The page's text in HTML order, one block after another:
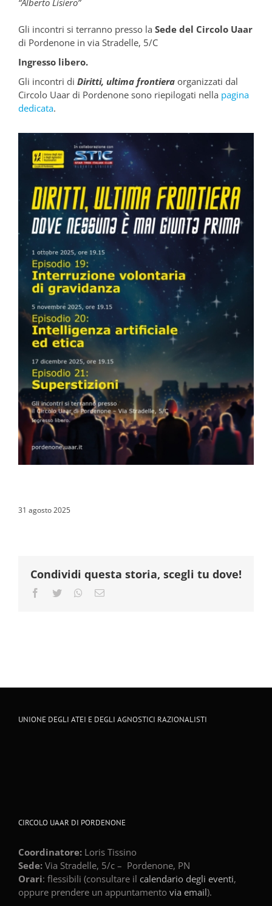
“Alberto Lisiero”
Gli incontri si terranno presso la Sede del Circolo Uaar
di Pordenone in via Stradelle, 5/C
Ingresso libero.
Gli incontri di Diritti, ultima frontiera organizzati dal
Circolo Uaar di Pordenone sono riepilogati nella pagina
dedicata.
31 agosto 2025
Condividi questa storia, scegli tu dove!
Facebook
Twitter Whatsapp
Email
UNIONE DEGLI ATEI E DEGLI AGNOSTICI RAZIONALISTI
CIRCOLO UAAR DI PORDENONE
Coordinatore: Loris Tissino
Sede: Via Stradelle, 5/c – Pordenone, PN
Orari: flessibili (consultare il calendario degli eventi,
oppure prendere un appuntamento via email).